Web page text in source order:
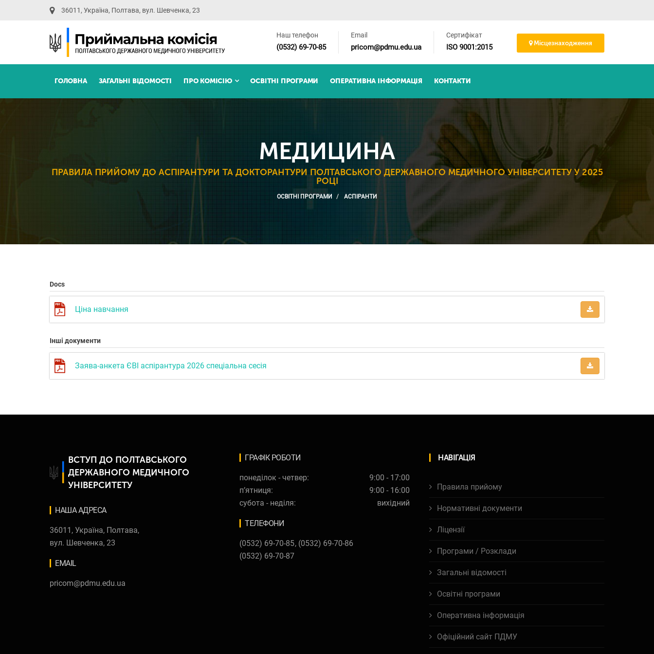
36011, Україна, Полтава, вул. Шевченка, 23
Наш телефон
(0532) 69-70-85
Email
pricom@pdmu.edu.ua
Сертифікат
ISO 9001:2015 Місцезнаходження
ГОЛОВНА ЗАГАЛЬНІ ВІДОМОСТІ ПРО КОМІСІЮ ОСВІТНІ ПРОГРАМИ ОПЕРАТИВНА ІНФОРМАЦІЯ КОНТАКТИ
МЕДИЦИНА
ПРАВИЛА ПРИЙОМУ ДО АСПІРАНТУРИ ТА ДОКТОРАНТУРИ ПОЛТАВСЬКОГО ДЕРЖАВНОГО МЕДИЧНОГО УНІВЕРСИТЕТУ У 2025
РОЦІ
ОСВІТНІ ПРОГРАМИ АСПІРАНТИ
Docs
Ціна навчання
Інші документи
Заява-анкета ЄВІ аспірантура 2026 спеціальна сесія
ВСТУП ДО ПОЛТАВСЬКОГО
ДЕРЖАВНОГО МЕДИЧНОГО
УНІВЕРСИТЕТУ
НАША AДРЕСА
36011, Україна, Полтава,
вул. Шевченка, 23
EMAIL
pricom@pdmu.edu.ua
ГРАФІК РОБОТИ
понеділок - четвер:
9:00 - 17:00
п’ятниця:
9:00 - 16:00
субота - неділя:
вихідний
ТЕЛЕФОНИ
(0532) 69-70-85, (0532) 69-70-86
(0532) 69-70-87
НАВІГАЦІЯ
Правила прийому
Нормативні документи
Ліцензії
Програми / Розклади
Загальні відомості
Освітні програми
Оперативна інформація
Офіційний сайт ПДМУ